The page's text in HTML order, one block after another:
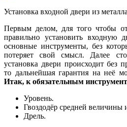
Установка входной двери из металла
Первым делом, для того чтобы
правильно установить входную
основные инструменты, без
потеряет свой смысл. Далее
установка двери происходит без
то дальнейшая гарантия на неё
Итак, к обязательным
Уровень.
Гвоздодёр средней
Дрель.